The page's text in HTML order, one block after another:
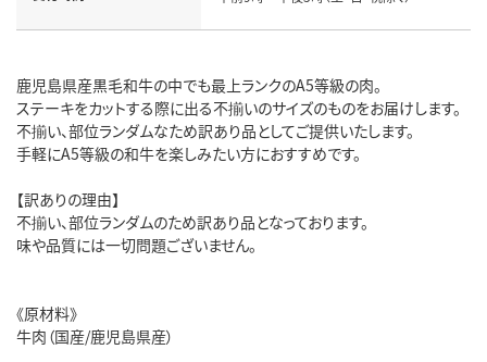
鹿児島県産黒毛和牛の中でも最上ランクのA5等級の肉。
ステーキをカットする際に出る不揃いのサイズのものをお届けします。
不揃い、部位ランダムなため訳あり品としてご提供いたします。
手軽にA5等級の和牛を楽しみたい方におすすめです。
【訳ありの理由】
不揃い、部位ランダムのため訳あり品となっております。
味や品質には一切問題ございません。
《原材料》
牛肉（国産/鹿児島県産）